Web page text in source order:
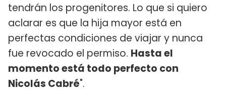
tendrán los progenitores. Lo que si quiero
aclarar es que la hija mayor está en
perfectas condiciones de viajar y nunca
fue revocado el permiso. Hasta el
momento está todo perfecto con
Nicolás Cabré".